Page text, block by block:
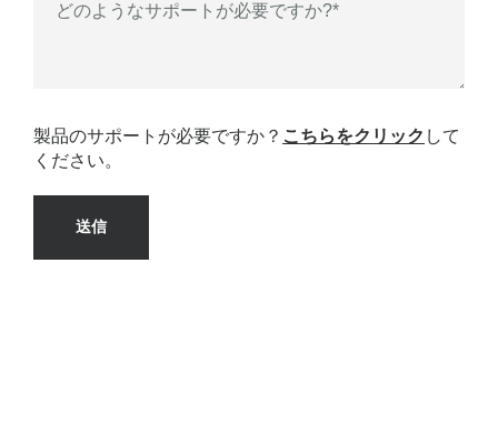
どのようなサポートが必要ですか?*
製品のサポートが必要ですか？ こちらをクリック して
ください。
送信